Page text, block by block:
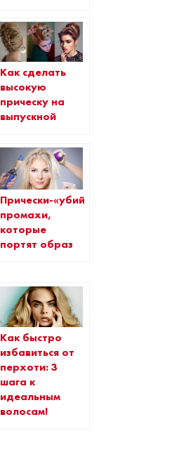
Как сделать
высокую
прическу на
выпускной
Прически-«убийцы»:
промахи,
которые
портят образ
Как быстро
избавиться от
перхоти: 3
шага к
идеальным
волосам!